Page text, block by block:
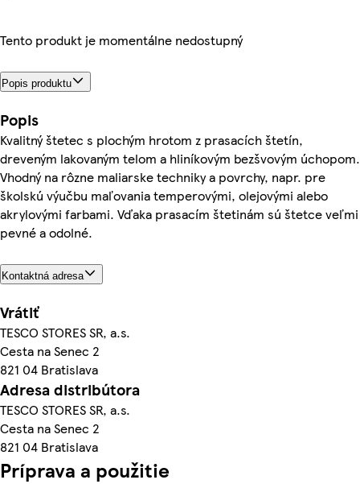
Tento produkt je momentálne nedostupný
Popis produktu
Popis
Kvalitný štetec s plochým hrotom z prasacích štetín,
dreveným lakovaným telom a hliníkovým bezšvovým úchopom.
Vhodný na rôzne maliarske techniky a povrchy, napr. pre
školskú výučbu maľovania temperovými, olejovými alebo
akrylovými farbami. Vďaka prasacím štetinám sú štetce veľmi
pevné a odolné.
Kontaktná adresa
Vrátiť
TESCO STORES SR, a.s.
Cesta na Senec 2
821 04 Bratislava
Adresa distribútora
TESCO STORES SR, a.s.
Cesta na Senec 2
821 04 Bratislava
Príprava a použitie